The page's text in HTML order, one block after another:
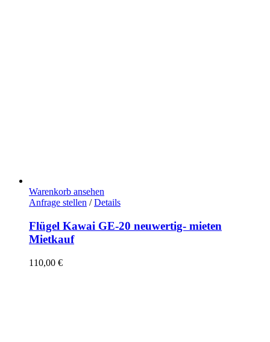
Warenkorb ansehen
Anfrage stellen / Details
Flügel Kawai GE-20 neuwertig- mieten
Mietkauf
110,00 €